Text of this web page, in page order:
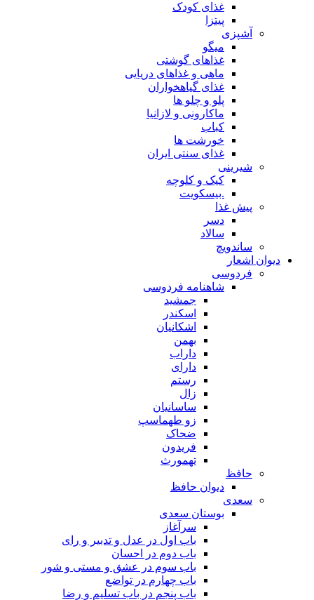
غذای کودک
پیتزا
آشپزی
میگو
غذاهای گوشتی
ماهی و غذاهای دریایی
غذای گیاهخواران
پلو و چلو ها
ماکارونی و لازانیا
کباب
خورشت ها
غذای سنتی ایران
شیرینی
کیک و کلوچه
.بیسکویت
پیش غذا
دسر
سالاد
ساندویچ
دیوان اشعار
فردوسی
شاهنامه فردوسی
جمشید
اسکندر
اشکانیان
بهمن
داراب
دارای
رستم
زال
ساسانیان
زو طهماسپ‏
ضحاک
فریدون
تهمورث
حافظ
دیوان حافظ
سعدی
بوستان سعدی
سرآغاز
باب اول در عدل و تدبیر و رای
باب دوم در احسان
باب سوم در عشق و مستی و شور
باب چهارم در تواضع
باب پنجم در باب تسلیم و رضا